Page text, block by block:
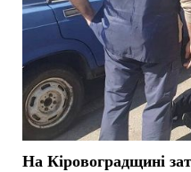
На Кіровоградщині